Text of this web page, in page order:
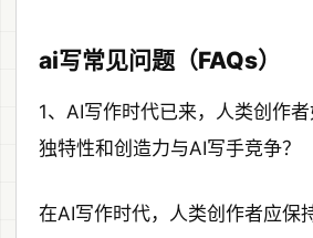
ai写常见问题（FAQs）
1、AI写作时代已来，人类创作
独特性和创造力与AI写手竞争？
在AI写作时代，人类创作者应保